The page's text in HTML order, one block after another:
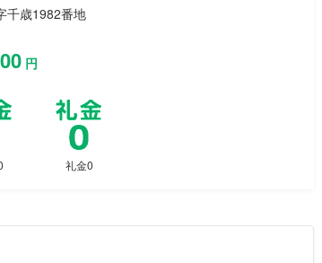
千歳1982番地
円
礼金0